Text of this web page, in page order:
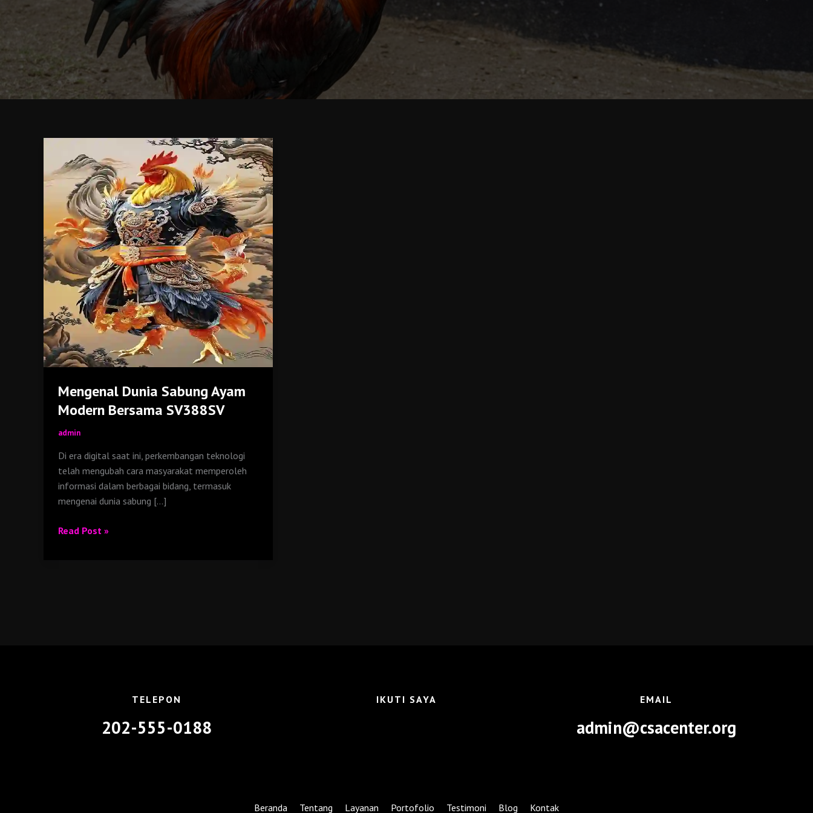
Mengenal Dunia Sabung Ayam
Modern Bersama SV388SV
admin
Di era digital saat ini, perkembangan teknologi
telah mengubah cara masyarakat memperoleh
informasi dalam berbagai bidang, termasuk
mengenai dunia sabung […]
Mengenal
Read Post »
TELEPON
202-555-0188
IKUTI SAYA EMAIL
admin@csacenter.org
Beranda Tentang Layanan Portofolio Testimoni Blog Kontak